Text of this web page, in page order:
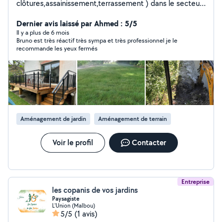
clôtures,assainissement,terrassement ) dans le secteur
Dernier avis laissé par Ahmed : 5/5
Il y a plus de 6 mois
Bruno est très réactif très sympa et très professionnel je le
recommande les yeux fermés
Aménagement de jardin Aménagement de terrain
Voir le profil Contacter
Entreprise
les copanis de vos jardins
Paysagiste
L'Union (Malbou)
5/5 (1 avis)